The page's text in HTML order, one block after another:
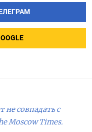
не совпадать с
Moscow Times.